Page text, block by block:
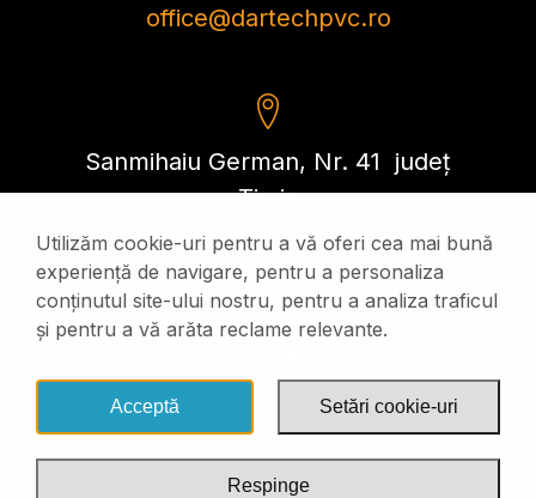
office@dartechpvc.ro
Sanmihaiu German, Nr. 41 județ
Timiș
+40.732.134.030
Copyright © Dartechpvc
Utilizăm cookie-uri pentru a vă oferi cea mai bună
experiență de navigare, pentru a personaliza
conținutul site-ului nostru, pentru a analiza traficul
și pentru a vă arăta reclame relevante.
Acceptă Setări cookie-uri
Respinge